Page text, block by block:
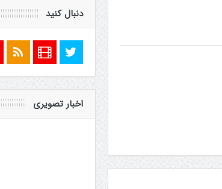
دنبال کنید
اخبار تصویری